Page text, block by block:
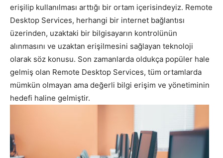
erişilip kullanılması arttığı bir ortam içerisindeyiz. Remote
Desktop Services, herhangi bir internet bağlantısı
üzerinden, uzaktaki bir bilgisayarın kontrolünün
alınmasını ve uzaktan erişilmesini sağlayan teknoloji
olarak söz konusu. Son zamanlarda oldukça popüler hale
gelmiş olan Remote Desktop Services, tüm ortamlarda
mümkün olmayan ama değerli bilgi erişim ve yönetiminin
hedefi haline gelmiştir.